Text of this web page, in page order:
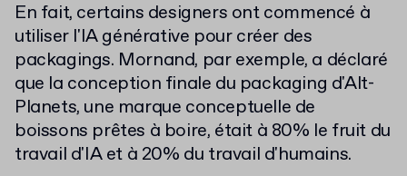
En fait, certains designers ont commencé à
utiliser l'IA générative pour créer des
packagings. Mornand, par exemple, a déclaré
que la conception finale du packaging d'Alt-
Planets, une marque conceptuelle de
boissons prêtes à boire, était à 80% le fruit du
travail d'IA et à 20% du travail d'humains.